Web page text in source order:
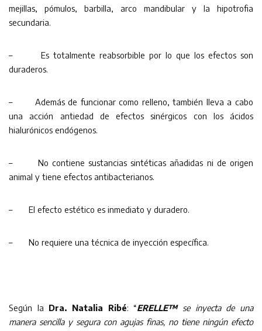
mejillas, pómulos, barbilla, arco mandibular y la hipotrofia
secundaria.
– Es totalmente reabsorbible por lo que los efectos son
duraderos.
– Además de funcionar como relleno, también lleva a cabo
una acción antiedad de efectos sinérgicos con los ácidos
hialurónicos endógenos.
– No contiene sustancias sintéticas añadidas ni de origen
animal y tiene efectos antibacterianos.
– El efecto estético es inmediato y duradero.
– No requiere una técnica de inyección específica.
Según la Dra. Natalia Ribé: “ERELLE™ se inyecta de una
manera sencilla y segura con agujas finas, no tiene ningún efecto